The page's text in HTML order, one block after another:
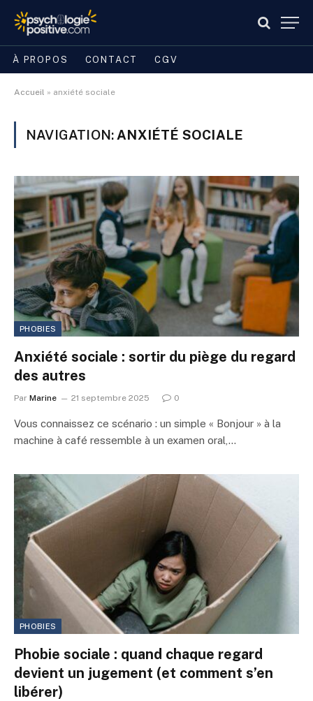
À PROPOS CONTACT CGV
Accueil » anxiété sociale
NAVIGATION: ANXIÉTÉ SOCIALE
PHOBIES
Anxiété sociale : sortir du piège du regard
des autres
Par Marine 21 septembre 2025 0
Vous connaissez ce scénario : un simple « Bonjour » à la
machine à café ressemble à un examen oral,…
PHOBIES
Phobie sociale : quand chaque regard
devient un jugement (et comment s’en
libérer)